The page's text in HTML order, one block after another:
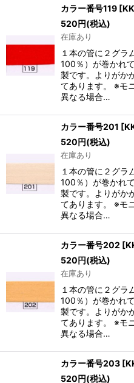
カラー番号119 [
520円(税込)
在庫あり
１本の管に２グラ
100％）が巻かれ
製です。よりがか
てあります。 ※モ
異なる場合…
カラー番号201 [
520円(税込)
在庫あり
１本の管に２グラ
100％）が巻かれ
製です。よりがか
てあります。 ※モ
異なる場合…
カラー番号202 [
520円(税込)
在庫あり
１本の管に２グラ
100％）が巻かれ
製です。よりがか
てあります。 ※モ
異なる場合…
カラー番号203 [
520円(税込)